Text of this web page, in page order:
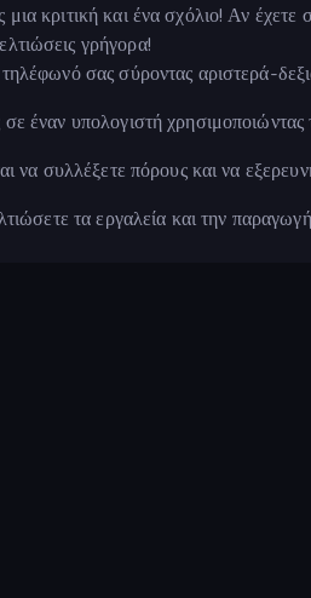
κριτική και ένα σχόλιο! Αν
γρήγορα!
σας σύροντας αριστερά-
έναν υπολογιστή
να συλλέξετε πόρους και να
τα εργαλεία και την